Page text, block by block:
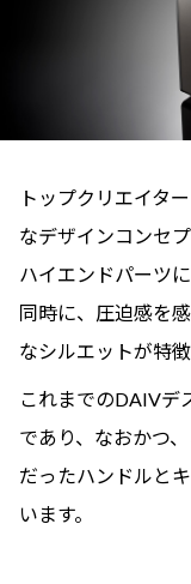
トップクリエイタ
なデザインコンセ
ハイエンドパーツ
同時に、圧迫感を
なシルエットが特徴
これまでのDAIVデ
であり、なおかつ
だったハンドルと
います。